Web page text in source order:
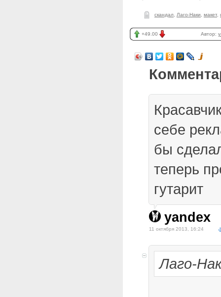
скандал Лаго-Наки макет,
+49.00 Автор:
себе
бы
теперь
гутарит
yandex
11 октября 2013, 16:24
Лаго-